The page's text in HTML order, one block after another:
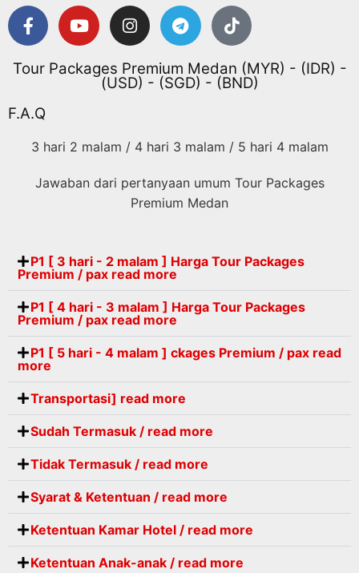
Tour Packages Premium Medan (MYR) - (IDR) -
(USD) - (SGD) - (BND)
F.A.Q
3 hari 2 malam / 4 hari 3 malam / 5 hari 4 malam
Jawaban dari pertanyaan umum Tour Packages
Premium Medan
P1 [ 3 hari - 2 malam ] Harga Tour Packages
Premium / pax read more
P1 [ 4 hari - 3 malam ] Harga Tour Packages
Premium / pax read more
P1 [ 5 hari - 4 malam ] ckages Premium / pax read
more
Transportasi] read more
Sudah Termasuk / read more
Tidak Termasuk / read more
Syarat & Ketentuan / read more
Ketentuan Kamar Hotel / read more
Ketentuan Anak-anak / read more